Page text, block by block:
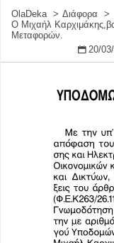
OlaDeka
Διάφορα
Ο Μιχαήλ
Μεταφορών.
20/